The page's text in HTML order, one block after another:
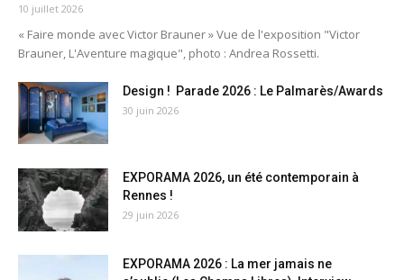
10 juillet 2026
« Faire monde avec Victor Brauner » Vue de l'exposition "Victor
Brauner, L'Aventure magique", photo : Andrea Rossetti.
Design ! Parade 2026 : Le Palmarès/Awards
30 juin 2026
EXPORAMA 2026, un été contemporain à
Rennes !
29 juin 2026
EXPORAMA 2026 : La mer jamais ne